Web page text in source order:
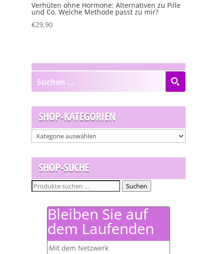
Verhüten ohne Hormone: Alternativen zu Pille
und Co. Welche Methode passt zu mir?
€29,90
SHOP-KATEGORIEN
SHOP-SUCHE
Suchen
Suchen
Bleiben Sie auf
dem Laufenden
Mit dem Netzwerk